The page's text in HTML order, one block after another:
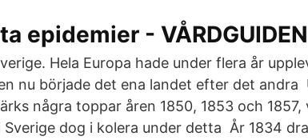
epidemier - VÅRDGUIDEN
Hela Europa hade under flera år
nu började det ena landet efter det andra
några toppar åren 1850, 1853 och
dog i kolera under detta År 1834